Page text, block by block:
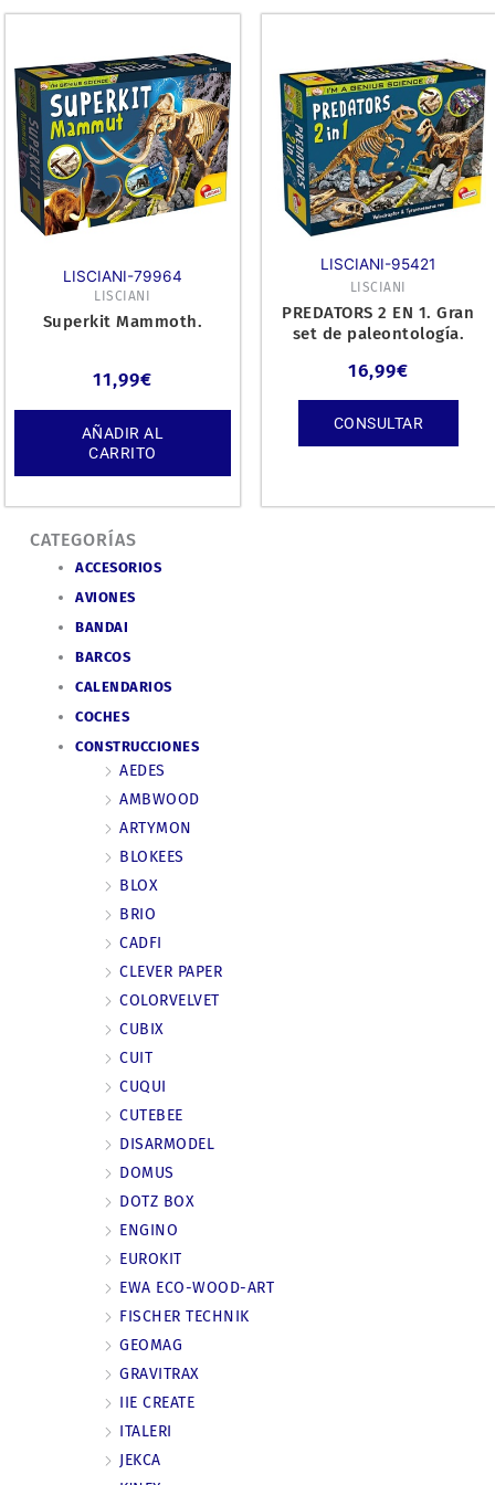
CATEGORÍAS
ACCESORIOS
AVIONES
BANDAI
BARCOS
CALENDARIOS
COCHES
CONSTRUCCIONES
AEDES
AMBWOOD
ARTYMON
BLOKEES
BLOX
BRIO
CADFI
CLEVER PAPER
COLORVELVET
CUBIX
CUIT
CUQUI
CUTEBEE
DISARMODEL
DOMUS
DOTZ BOX
ENGINO
EUROKIT
EWA ECO-WOOD-ART
FISCHER TECHNIK
GEOMAG
GRAVITRAX
IIE CREATE
ITALERI
JEKCA
LISCIANI-79964
LISCIANI
Superkit Mammoth.
11,99€
AÑADIR AL
CARRITO
LISCIANI-95421
LISCIANI
PREDATORS 2 EN 1. Gran
set de paleontología.
16,99€
CONSULTAR